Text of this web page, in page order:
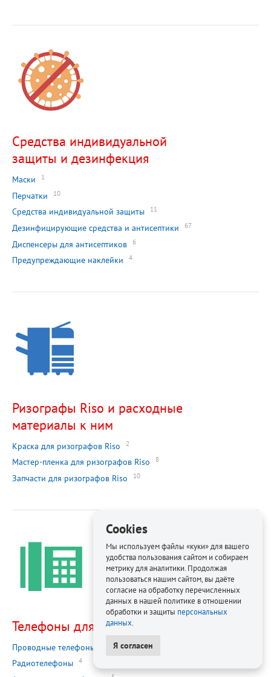
Средства индивидуальной
защиты и дезинфекция
Маски 1
Перчатки 10
Средства индивидуальной защиты 11
Дезинфицирующие средства и антисептики 67
Диспенсеры для антисептиков 6
Предупреждающие наклейки 4
Ризографы Riso и расходные
материалы к ним
Краска для ризографов Riso 2
Мастер-пленка для ризографов Riso 8
Запчасти для ризографов Riso 10
Телефоны для офиса
Проводные телефоны
Радиотелефоны 4
Cookies
Мы используем файлы «куки» для вашего
удобства пользования сайтом и собираем
метрику для аналитики. Продолжая
пользоваться нашим сайтом, вы даёте
согласие на обработку перечисленных
данных в нашей политике в отношении
обработки и защиты персональных
данных
Я согласен